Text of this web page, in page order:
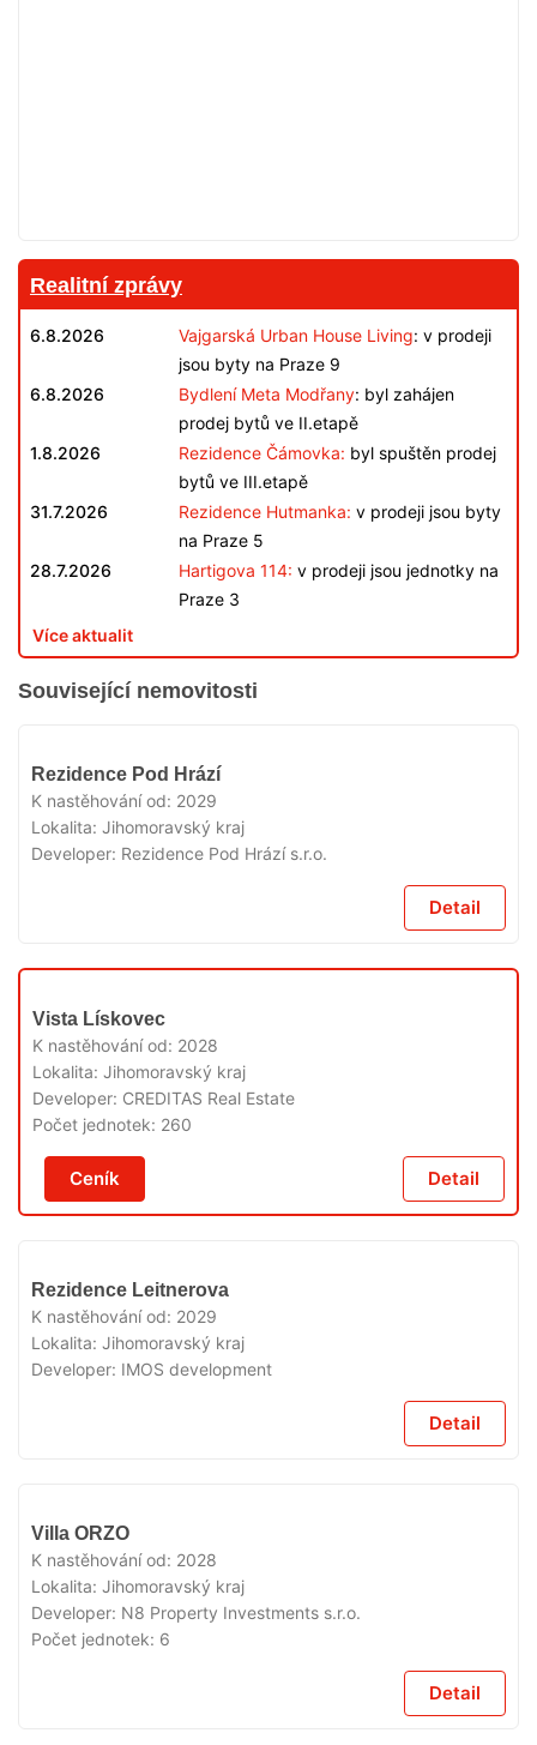
Realitní zprávy
6.8.2026 Vajgarská Urban House Living: v prodeji
jsou byty na Praze 9
6.8.2026
Bydlení Meta Modřany: byl zahájen
prodej bytů ve II.etapě
1.8.2026
Rezidence Čámovka: byl spuštěn prodej
bytů ve III.etapě
31.7.2026
Rezidence Hutmanka: v prodeji jsou byty
na Praze 5
28.7.2026
Hartigova 114: v prodeji jsou jednotky na
Praze 3
Více aktualit
Související nemovitosti
Rezidence Pod Hrází
K nastěhování od: 2029
Lokalita: Jihomoravský kraj
Developer: Rezidence Pod Hrází s.r.o.
Detail
Vista Lískovec
K nastěhování od: 2028
Lokalita: Jihomoravský kraj
Developer: CREDITAS Real Estate
Počet jednotek: 260
Ceník Detail
Rezidence Leitnerova
K nastěhování od: 2029
Lokalita: Jihomoravský kraj
Developer: IMOS development
Detail
Villa ORZO
K nastěhování od: 2028
Lokalita: Jihomoravský kraj
Developer: N8 Property Investments s.r.o.
Počet jednotek: 6
Detail